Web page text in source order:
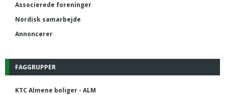
Associerede foreninger
Nordisk samarbejde
Annoncører
FAGGRUPPER
KTC Almene boliger - ALM